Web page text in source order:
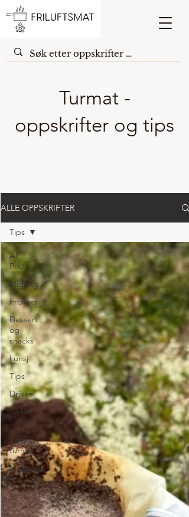
Turmat -
oppskrifter og tips
ALLE OPPSKRIFTER
All
Posts
Middag
Frokost
Dessert
og
snacks
Lunsj
Tips
Drikke
Tørket
turmat
Varm
turmat
Matpakke
Tips